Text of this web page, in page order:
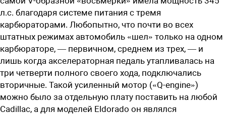
л.с. благодаря системе питания с тремя
карбюраторами. Любопытно, что почти во всех
штатных режимах автомобиль «шел» только на одном
карбюраторе, — первичном, среднем из трех, — и
лишь когда акселераторная педаль утапливалась на
три четверти полного своего хода, подключались
вторичные. Такой усиленный мотор («Q-engine»)
можно было за отдельную плату поставить на любой
Cadillac, а для моделей Eldorado он являлся